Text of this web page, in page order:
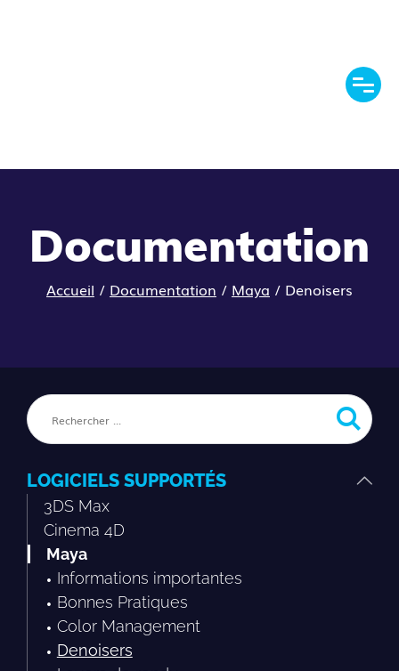
Documentation
Accueil / Documentation / Maya / Denoisers
LOGICIELS SUPPORTÉS
3DS Max
Cinema 4D
Maya
Informations importantes
Bonnes Pratiques
Color Management
Denoisers